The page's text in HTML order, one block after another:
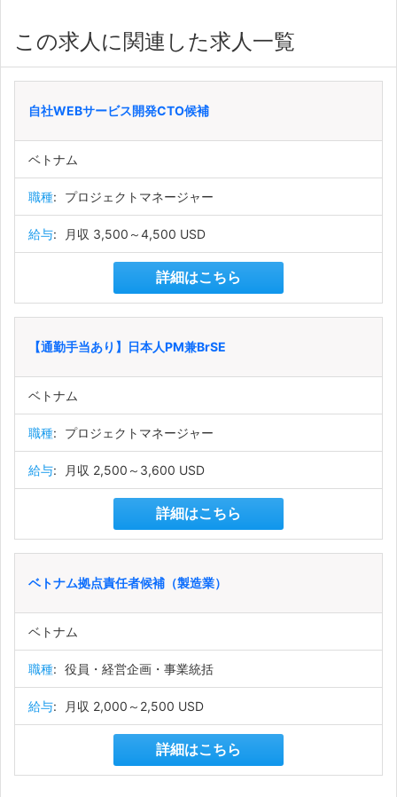
この求人に関連した求人一覧
自社WEBサービス開発CTO候補
ベトナム
職種: プロジェクトマネージャー
給与: 月収 3,500～4,500 USD
詳細はこちら
【通勤手当あり】日本人PM兼BrSE
ベトナム
職種: プロジェクトマネージャー
給与: 月収 2,500～3,600 USD
詳細はこちら
ベトナム拠点責任者候補（製造業）
ベトナム
職種: 役員・経営企画・事業統括
給与: 月収 2,000～2,500 USD
詳細はこちら